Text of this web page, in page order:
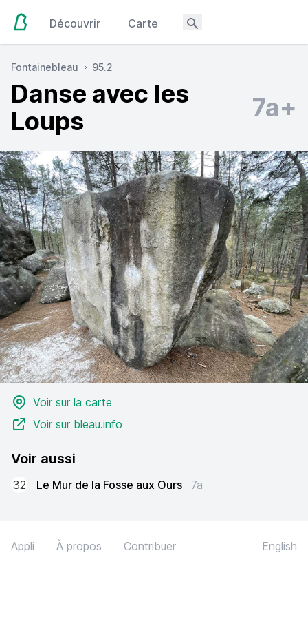
Découvrir Carte
Fontainebleau 95.2
Danse avec les
Loups
7a+
Voir sur la carte
Voir sur bleau.info
Voir aussi
32 Le Mur de la Fosse aux Ours 7a
Appli À propos Contribuer English